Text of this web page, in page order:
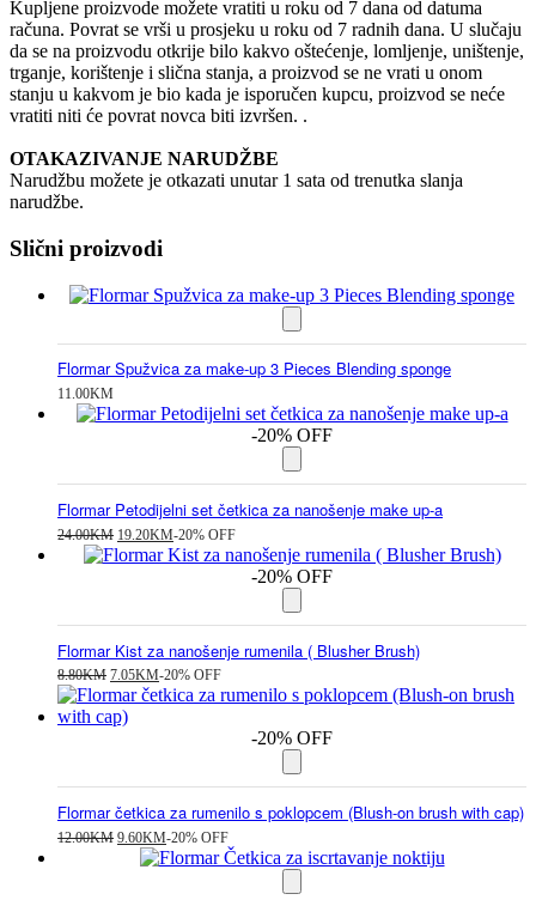
Kupljene proizvode možete vratiti u roku od 7 dana od datuma
računa. Povrat se vrši u prosjeku u roku od 7 radnih dana. U slučaju
da se na proizvodu otkrije bilo kakvo oštećenje, lomljenje, uništenje,
trganje, korištenje i slična stanja, a proizvod se ne vrati u onom
stanju u kakvom je bio kada je isporučen kupcu, proizvod se neće
vratiti niti će povrat novca biti izvršen. .
OTAKAZIVANJE NARUDŽBE
Narudžbu možete je otkazati unutar 1 sata od trenutka slanja
narudžbe.
Slični proizvodi
Flormar Spužvica za make-up 3 Pieces Blending sponge
11.00KM
-20% OFF
Flormar Petodijelni set četkica za nanošenje make up-a
24.00KM Izvorna
cijena
bila
19.20KMTrenutna
cijena
je:
-20% OFF
-20% OFF
Flormar Kist za nanošenje rumenila ( Blusher Brush)
8.80KM Izvorna
cijena
bila
je:
7.05KMTrenutna
cijena
je:
-20% OFF
-20% OFF
Flormar četkica za rumenilo s poklopcem (Blush-on brush with cap)
12.00KM Izvorna
cijena
9.60KMTrenutna
cijena
je:
-20% OFF